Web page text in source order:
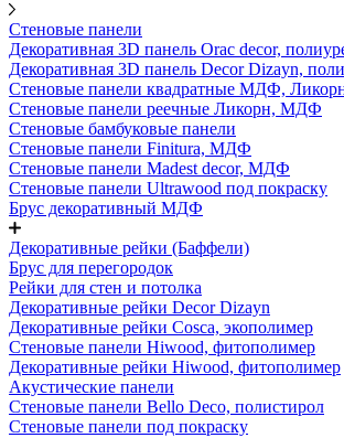
Стеновые панели
Декоративная 3D панель Orac decor,
Декоративная 3D панель Decor Dizayn,
Стеновые панели квадратные МДФ,
Стеновые панели реечные Ликорн, МДФ
Стеновые бамбуковые панели
Стеновые панели Finitura, МДФ
Стеновые панели Madest decor, МДФ
Стеновые панели Ultrawood под покраску
Брус декоративный МДФ
Декоративные рейки (Баффели)
Брус для перегородок
Рейки для стен и потолка
Декоративные рейки Decor Dizayn
Декоративные рейки Cosca, экополимер
Стеновые панели Hiwood, фитополимер
Декоративные рейки Hiwood, фитополимер
Акустические панели
Стеновые панели Bello Deco, полистирол
Стеновые панели под покраску